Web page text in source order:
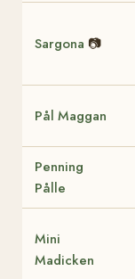
Sargona 📷
Pål Maggan
Penning
Pålle
Mini
Madicken